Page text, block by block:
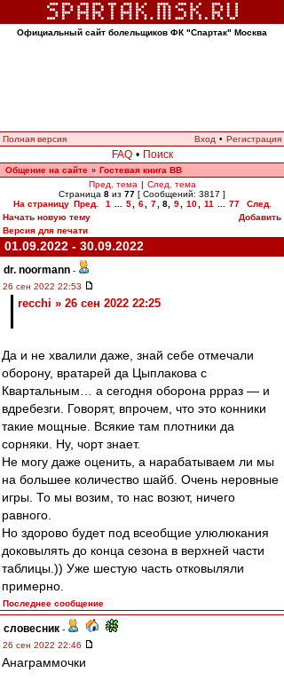
Официальный сайт болельщиков ФК "Спартак" Москва
Полная версия Вход • Регистрация
FAQ • Поиск
Общение на сайте » Гостевая книга ВВ
Пред. тема | След. тема
Страница 8 из 77 [ Сообщений: 3817 ]
На страницу Пред. 1 5 6 7 8, 9 10 11 77
След.
Начать новую тему
Добавить
Версия для печати
01.09.2022 - 30.09.2022
dr. noormann -
26 сен 2022 22:53
recchi » 26 сен 2022 22:25
Да и не хвалили даже, знай себе отмечали
оборону, вратарей да Цыплакова с
Квартальным… а сегодня оборона ррраз — и
вдребезги. Говорят, впрочем, что это конники
такие мощные. Всякие там плотники да
сорняки. Ну, чорт знает.
Не могу даже оценить, а нарабатываем ли мы
на большее количество шайб. Очень неровные
игры. То мы возим, то нас возют, ничего
равного.
Но здорово будет под всеобщие улюлюкания
доковылять до конца сезона в верхней части
таблицы.)) Уже шестую часть отковыляли
примерно.
Последнее сообщение
словесник -
26 сен 2022 22:46
Анаграммочки